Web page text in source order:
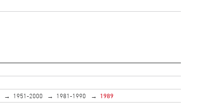
1951-2000 1981-1990
1989